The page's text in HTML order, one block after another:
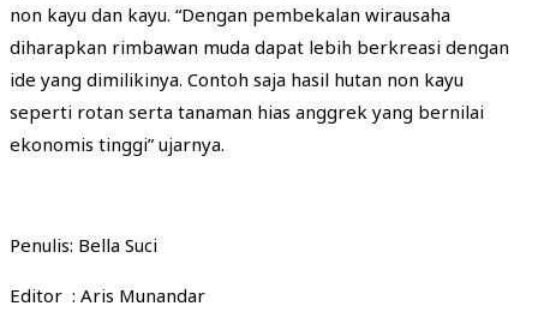
non kayu dan kayu. “Dengan pembekalan wirausaha
diharapkan rimbawan muda dapat lebih berkreasi dengan
ide yang dimilikinya. Contoh saja hasil hutan non kayu
seperti rotan serta tanaman hias anggrek yang bernilai
ekonomis tinggi” ujarnya.
Penulis: Bella Suci
Editor : Aris Munandar